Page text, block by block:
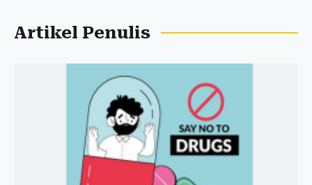
Artikel Penulis